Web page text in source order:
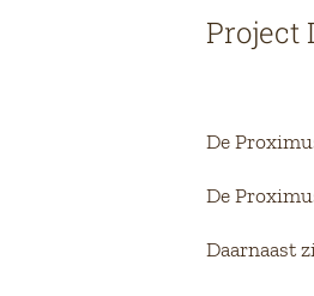
Project
De
De
Daarnaast